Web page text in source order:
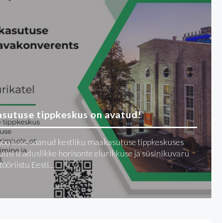
tippkeskus on avatud!
sisse saanud kestliku maakasutuse tippkeskuses
teaduslikke horisonte elurikkuse ja süsinikuvaru
Eesti…